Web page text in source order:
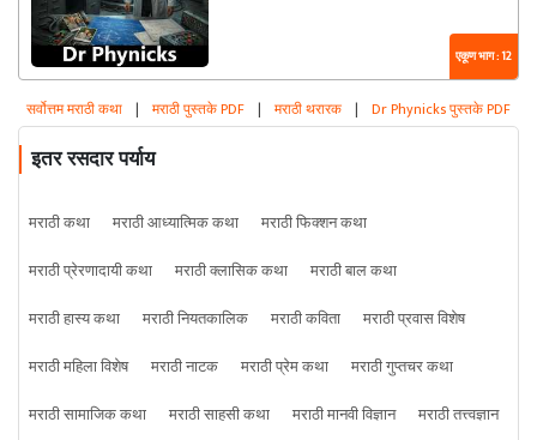
एकूण भाग : 12
सर्वोत्तम मराठी कथा | मराठी पुस्तके PDF | मराठी थरारक | Dr Phynicks पुस्तके PDF
इतर रसदार पर्याय
मराठी कथा मराठी आध्यात्मिक कथा
मराठी फिक्शन कथा
मराठी प्रेरणादायी कथा
मराठी क्लासिक कथा
मराठी बाल कथा
मराठी हास्य कथा
मराठी नियतकालिक मराठी कविता
मराठी प्रवास विशेष
मराठी महिला विशेष
मराठी नाटक मराठी प्रेम कथा
मराठी गुप्तचर कथा
मराठी सामाजिक कथा
मराठी साहसी कथा मराठी मानवी विज्ञान मराठी तत्त्वज्ञान